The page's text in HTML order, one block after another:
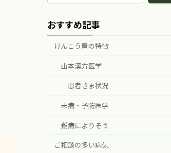
おすすめ記事
けんこう屋の特徴
山本漢方医学
患者さま状況
未病・予防医学
難病によりそう
ご相談の多い病気